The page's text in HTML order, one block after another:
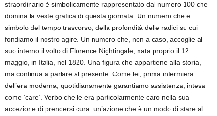
straordinario è simbolicamente rappresentato dal numero 100 che
domina la veste grafica di questa giornata. Un numero che è
simbolo del tempo trascorso, della profondità delle radici su cui
fondiamo il nostro agire. Un numero che, non a caso, accoglie al
suo interno il volto di Florence Nightingale, nata proprio il 12
maggio, in Italia, nel 1820. Una figura che appartiene alla storia,
ma continua a parlare al presente. Come lei, prima infermiera
dell’era moderna, quotidianamente garantiamo assistenza, intesa
come ‘care’. Verbo che le era particolarmente caro nella sua
accezione di prendersi cura: un’azione che è un modo di stare al